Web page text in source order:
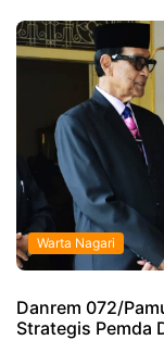
Warta Nagari
Danrem 072/
Strategis Pemda